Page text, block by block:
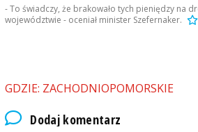
- To świadczy, że brakowało tych pieniędzy na
województwie - oceniał minister Szefernaker.
GDZIE: ZACHODNIOPOMORSKIE
Dodaj komentarz
Maciej 2021-10-26, godz. 11:07
Co z zachodnią obwodnicą
I to samo, co z SKM-ką.